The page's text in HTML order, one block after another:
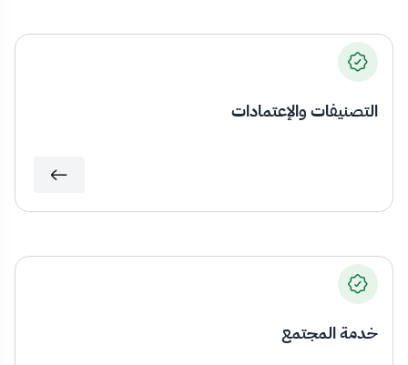
التصنيفات والإعتمادات
خدمة المجتمع